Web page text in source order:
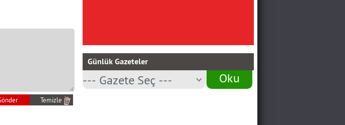
Günlük Gazeteler
Oku